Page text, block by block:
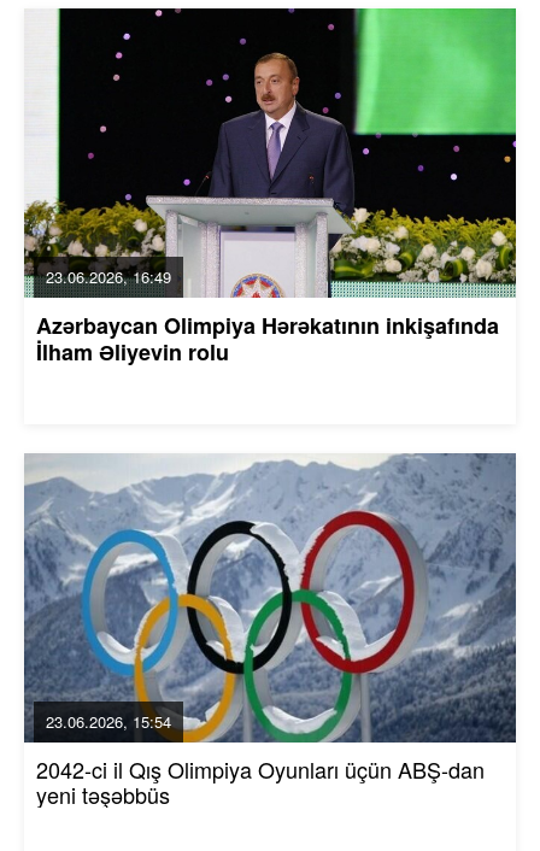
23.06.2026, 16:49
Azərbaycan Olimpiya Hərəkatının inkişafında
İlham Əliyevin rolu
23.06.2026, 15:54
2042-ci il Qış Olimpiya Oyunları üçün ABŞ-dan
yeni təşəbbüs